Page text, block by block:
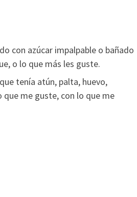
con azúcar impalpable o bañado
o lo que más les guste.
tenía atún, palta, huevo,
me guste, con lo que me